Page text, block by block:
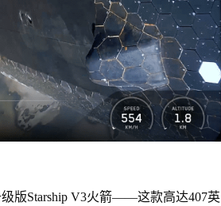
版Starship V3火箭——这款高达407英